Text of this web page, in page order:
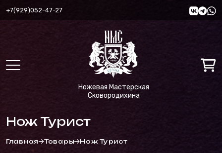
+7(929)052-47-27
Ножевая Мастерская
Сковородихина
Нож Турист
Главная Товары Нож Турист